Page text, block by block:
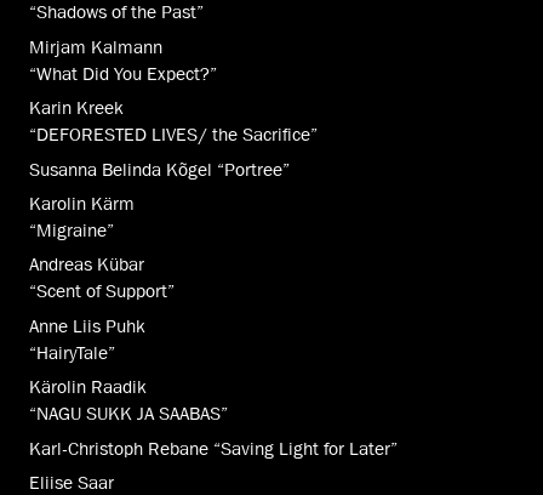
“Shadows of the Past”
Mirjam Kalmann
“What Did You Expect?”
Karin Kreek
“DEFORESTED LIVES/ the Sacrifice”
Susanna Belinda Kõgel “Portree”
Karolin Kärm
“Migraine”
Andreas Kübar
“Scent of Support”
Anne Liis Puhk
“HairyTale”
Kärolin Raadik
“NAGU SUKK JA SAABAS”
Karl-Christoph Rebane “Saving Light for Later”
Eliise Saar